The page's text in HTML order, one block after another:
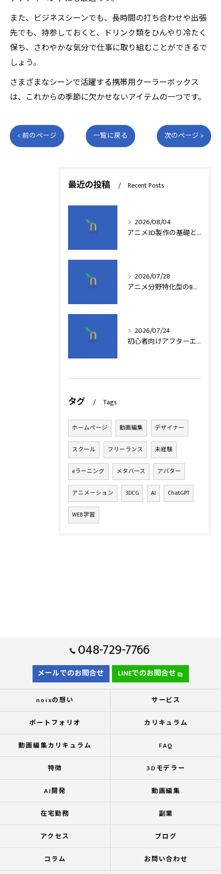
また、ビジネスシーンでも、長時間の打ち合わせや出張
先でも、持参しておくと、ドリンク類をひんやり冷たく
保ち、さわやかな気分で仕事に取り組むことができるで
しょう。
さまざまなシーンで活躍する携帯用クーラーボックス
は、これからの季節に欠かせないアイテムの一つです。
< 前のページ 一覧に戻る 次のページ >
最近の投稿 Recent Posts
2026/08/04
アニメ3D製作の基礎と実践法
2026/07/28
アニメ分野特化型のB型事業所支援制度の詳細解説
2026/07/24
初心者向けアフターエフェクト動画編集の基本
タグ Tags
ホームページ 動画編集 デザイナー
スクール フリーランス 未経験
eラーニング メタバース アバター
アニメーション 3DCG AI ChatGPT
WEB学習
048-729-7766
メールでのお問合せ LINEでのお問合せ
noixの想い サービス
ポートフォリオ カリキュラム
動画編集カリキュラム FAQ
特徴 3Dモデラー
AI開発 動画編集
在宅勤務 副業
アクセス ブログ
コラム お問い合わせ